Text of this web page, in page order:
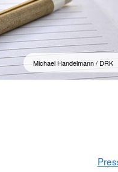
Michael Handelmann / DRK